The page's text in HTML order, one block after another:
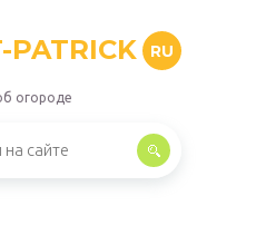
PATRICK RU
огороде